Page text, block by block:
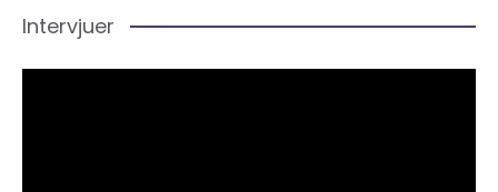
Intervjuer